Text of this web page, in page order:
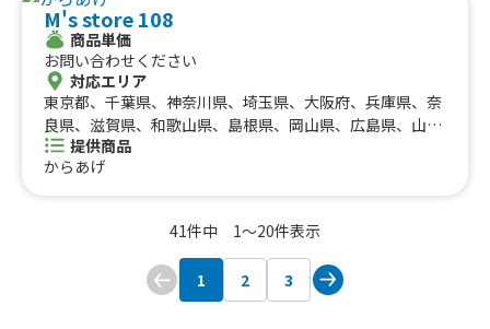
牛タン焼き、海鮮焼きそば、ホルモン串、海鮮ホタテ焼
き、イカ焼き、揚げたこ焼き、宇佐唐揚げ、トルネ－ドポ
テト、ハリケ－ンポテト、どっ缶 ぎゅーっと 冷やしみか
ん、どっ缶 ぎゅーっと 冷やしパイン、どっ缶 ぎゅーっと
冷やしマンゴー、かき氷、かき氷①、かき氷②、トルネ－
ドわたがし、トルネ－ドフラワ－わたあめ
M's store 108
商品単価
お問い合わせください
対応エリア
東京都、千葉県、神奈川県、埼玉県、大阪府、兵庫県、奈
良県、滋賀県、和歌山県、島根県、岡山県、広島県、山口
県、徳島県、香川県、愛媛県、京都府、愛知県、静岡県、
三重県、岐阜県、鳥取県、高知県、福岡県、長崎県、熊本
提供商品
からあげ
41件中 1〜20件表示
1 2 3